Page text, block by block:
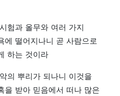
험과 올무와 여러 가지
에 떨어지나니 곧 사람으로
하는 것이라
의 뿌리가 되나니 이것을
을 받아 믿음에서 떠나 많은